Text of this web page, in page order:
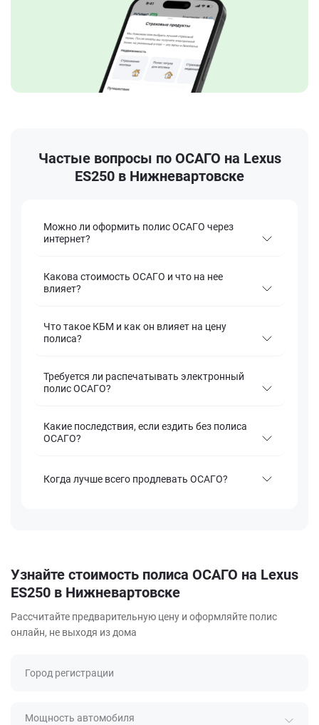
Частые вопросы по ОСАГО на Lexus
ES250 в Нижневартовске
Можно ли оформить полис ОСАГО через
интернет?
Какова стоимость ОСАГО и что на нее
влияет?
Что такое КБМ и как он влияет на цену
полиса?
Требуется ли распечатывать электронный
полис ОСАГО?
Какие последствия, если ездить без полиса
ОСАГО?
Когда лучше всего продлевать ОСАГО?
Узнайте стоимость полиса ОСАГО на Lexus
ES250 в Нижневартовске
Рассчитайте предварительную цену и оформляйте полис
онлайн, не выходя из дома
Город регистрации
Мощность автомобиля